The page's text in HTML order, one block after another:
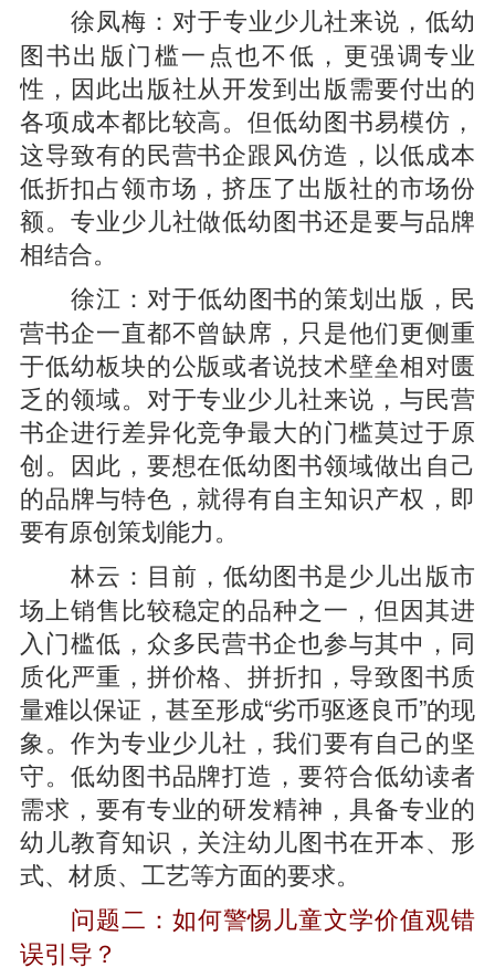
徐凤梅： 对于专业少儿社来说，低幼
图书出版门槛一点也不低，更强调专业
性，因此出版社从开发到出版需要付出的
各项成本都比较高。但低幼图书易模仿，
这导致有的民营书企跟风仿造，以低成本
低折扣占领市场，挤压了出版社的市场份
额。专业少儿社做低幼图书还是要与品牌
相结合。
徐江： 对于低幼图书的策划出版，民
营书企一直都不曾缺席，只是他们更侧重
于低幼板块的公版或者说技术壁垒相对匮
乏的领域。对于专业少儿社来说，与民营
书企进行差异化竞争最大的门槛莫过于原
创。因此，要想在低幼图书领域做出自己
的品牌与特色，就得有自主知识产权，即
要有原创策划能力。
林云： 目前，低幼图书是少儿出版市
场上销售比较稳定的品种之一，但因其进
入门槛低，众多民营书企也参与其中，同
质化严重，拼价格、拼折扣，导致图书质
量难以保证，甚至形成“劣币驱逐良币”的现
象。作为专业少儿社，我们要有自己的坚
守。低幼图书品牌打造，要符合低幼读者
需求，要有专业的研发精神，具备专业的
幼儿教育知识，关注幼儿图书在开本、形
式、材质、工艺等方面的要求。
问题二：如何警惕儿童文学价值观错
误引导？